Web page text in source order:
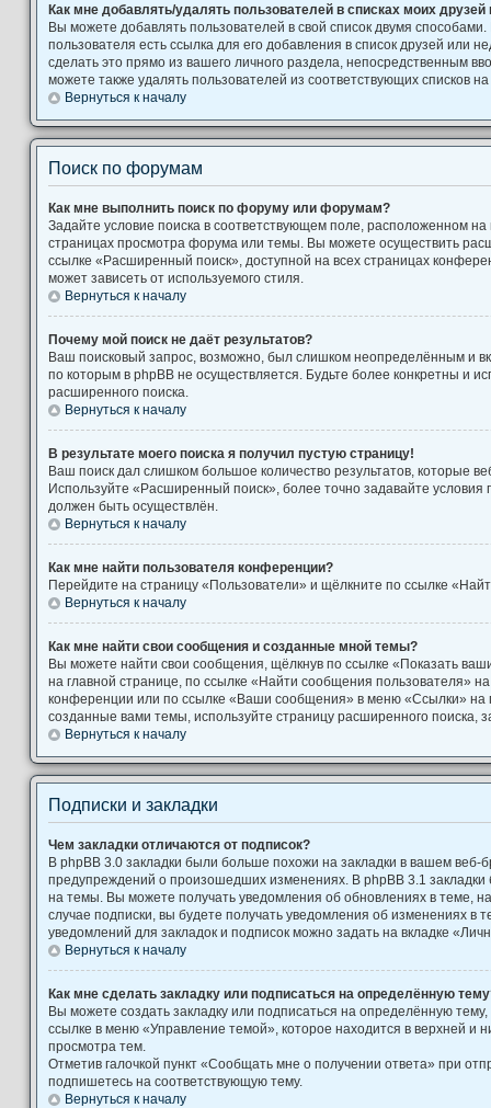
Как мне добавлять/удалять пользователей в списках моих друзей
Вы можете добавлять пользователей в свой список двумя
пользователя есть ссылка для его добавления в список друзей или
сделать это прямо из вашего личного раздела, непосредственным
можете также удалять пользователей из соответствующих списков
Вернуться к началу
Поиск по форумам
Как мне выполнить поиск по форуму или форумам?
Задайте условие поиска в соответствующем поле, расположенном
страницах просмотра форума или темы. Вы можете осуществить
ссылке «Расширенный поиск», доступной на всех страницах
может зависеть от используемого стиля.
Вернуться к началу
Почему мой поиск не даёт результатов?
Ваш поисковый запрос, возможно, был слишком неопределённым и
по которым в phpBB не осуществляется. Будьте более конкретны и
расширенного поиска.
Вернуться к началу
В результате моего поиска я получил пустую страницу!
Ваш поиск дал слишком большое количество результатов, которые
Используйте «Расширенный поиск», более точно задавайте
должен быть осуществлён.
Вернуться к началу
Как мне найти пользователя конференции?
Перейдите на страницу «Пользователи» и щёлкните по ссылке
Вернуться к началу
Как мне найти свои сообщения и созданные мной темы?
Вы можете найти свои сообщения, щёлкнув по ссылке «Показать
на главной странице, по ссылке «Найти сообщения пользователя»
конференции или по ссылке «Ваши сообщения» в меню «Ссылки» на
созданные вами темы, используйте страницу расширенного поиска,
Вернуться к началу
Подписки и закладки
Чем закладки отличаются от подписок?
В phpBB 3.0 закладки были больше похожи на закладки в вашем веб-
предупреждений о произошедших изменениях. В phpBB 3.1
на темы. Вы можете получать уведомления об обновлениях в теме,
случае подписки, вы будете получать уведомления об изменениях в
уведомлений для закладок и подписок можно задать на вкладке
Вернуться к началу
Как мне сделать закладку или подписаться на определённую
Вы можете создать закладку или подписаться на определённую
ссылке в меню «Управление темой», которое находится в верхней и
просмотра тем.
Отметив галочкой пункт «Сообщать мне о получении ответа» при
подпишетесь на соответствующую тему.
Вернуться к началу